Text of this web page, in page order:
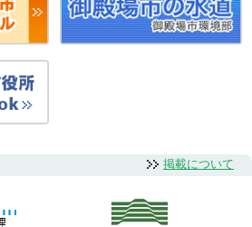
掲載について